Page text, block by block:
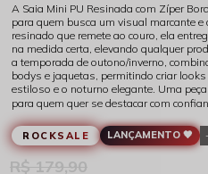
A Saia Mini PU Resinada com Zíper
para quem busca um visual marcante
resinado que remete ao couro, ela
na medida certa, elevando qualquer
a temporada de outono/inverno,
bodys e jaquetas, permitindo criar
estiloso e o noturno elegante. Uma
para quem quer se destacar com
ROCKSALE LANÇAMENTO 🖤
R$ 179,90